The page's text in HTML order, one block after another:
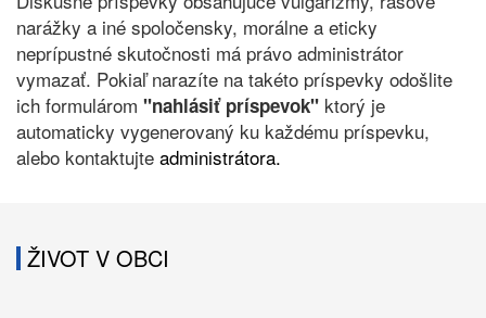
narážky a iné spoločensky, morálne a eticky
neprípustné skutočnosti má právo administrátor
vymazať. Pokiaľ narazíte na takéto príspevky odošlite
ich formulárom "nahlásiť príspevok" ktorý je
automaticky vygenerovaný ku každému príspevku,
alebo kontaktujte administrátora.
ŽIVOT V OBCI